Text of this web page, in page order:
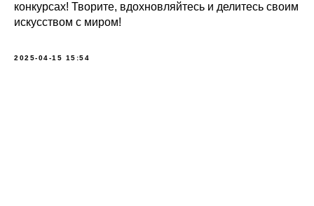
конкурсах! Творите, вдохновляйтесь и делитесь своим
искусством с миром!
2025-04-15 15:54